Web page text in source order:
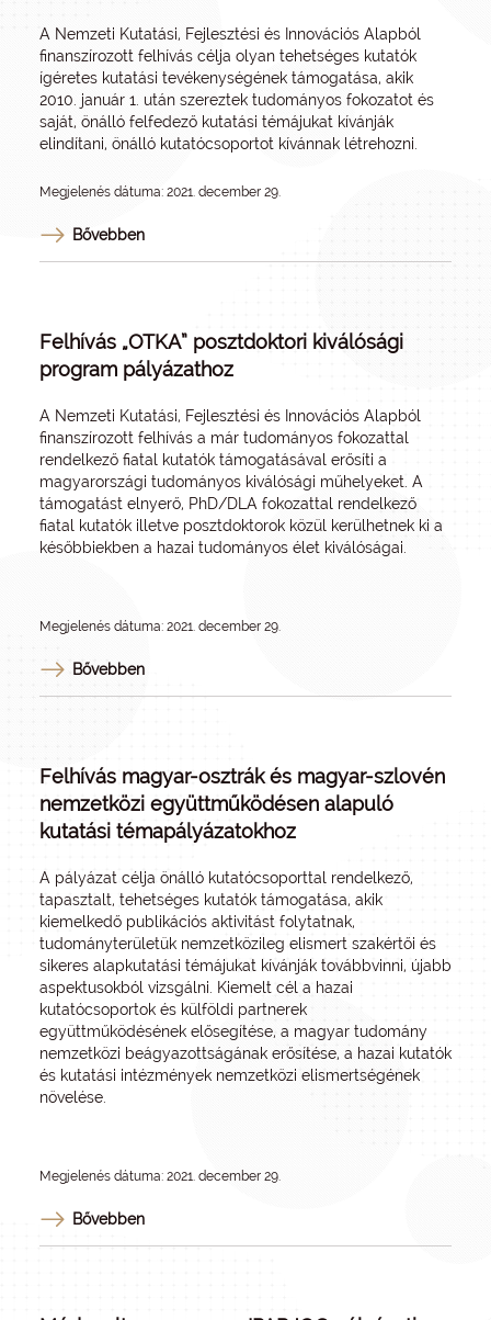
A Nemzeti Kutatási, Fejlesztési és Innovációs Alapból
finanszírozott felhívás célja olyan tehetséges kutatók
ígéretes kutatási tevékenységének támogatása, akik
2010. január 1. után szereztek tudományos fokozatot és
saját, önálló felfedező kutatási témájukat kívánják
elindítani, önálló kutatócsoportot kívánnak létrehozni.
Megjelenés dátuma: 2021. december 29.
Bővebben
Felhívás „OTKA” posztdoktori kiválósági
program pályázathoz
A Nemzeti Kutatási, Fejlesztési és Innovációs Alapból
finanszírozott felhívás a már tudományos fokozattal
rendelkező fiatal kutatók támogatásával erősíti a
magyarországi tudományos kiválósági műhelyeket. A
támogatást elnyerő, PhD/DLA fokozattal rendelkező
fiatal kutatók illetve posztdoktorok közül kerülhetnek ki a
későbbiekben a hazai tudományos élet kiválóságai.
Megjelenés dátuma: 2021. december 29.
Bővebben
Felhívás magyar-osztrák és magyar-szlovén
nemzetközi együttműködésen alapuló
kutatási témapályázatokhoz
A pályázat célja önálló kutatócsoporttal rendelkező,
tapasztalt, tehetséges kutatók támogatása, akik
kiemelkedő publikációs aktivitást folytatnak,
tudományterületük nemzetközileg elismert szakértői és
sikeres alapkutatási témájukat kívánják továbbvinni, újabb
aspektusokból vizsgálni. Kiemelt cél a hazai
kutatócsoportok és külföldi partnerek
együttműködésének elősegítése, a magyar tudomány
nemzetközi beágyazottságának erősítése, a hazai kutatók
és kutatási intézmények nemzetközi elismertségének
növelése.
Megjelenés dátuma: 2021. december 29.
Bővebben